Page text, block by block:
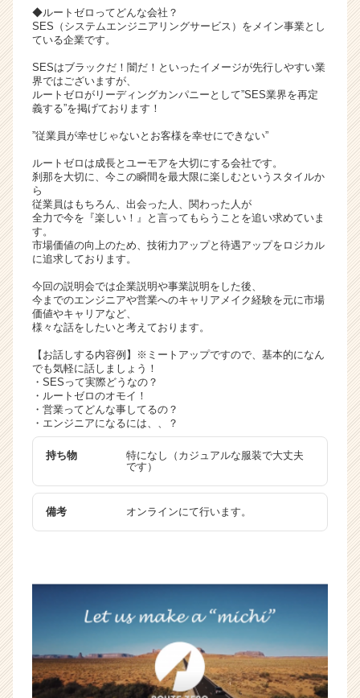
が
届
活
サ
イ
チ
ア
キ
リ
ア
（C
e
C
e
e
r）
◆ルートゼロってどんな会社？
SES（システムエンジニアリングサービス）をメイン事業とし
ている企業です。
SESはブラックだ！闇だ！といったイメージが先行しやすい業
界ではございますが、
ルートゼロがリーディングカンパニーとして”SES業界を再定
義する”を掲げております！
”従業員が幸せじゃないとお客様を幸せにできない”
ルートゼロは成長とユーモアを大切にする会社です。
刹那を大切に、今この瞬間を最大限に楽しむというスタイルか
ら
従業員はもちろん、出会った人、関わった人が
全力で今を『楽しい！』と言ってもらうことを追い求めていま
す。
市場価値の向上のため、技術力アップと待遇アップをロジカル
に追求しております。
今回の説明会では企業説明や事業説明をした後、
今までのエンジニアや営業へのキャリアメイク経験を元に市場
価値やキャリアなど、
様々な話をしたいと考えております。
【お話しする内容例】※ミートアップですので、基本的になん
でも気軽に話しましょう！
・SESって実際どうなの？
・ルートゼロのオモイ！
・営業ってどんな事してるの？
・エンジニアになるには、、？
持ち物
特になし（カジュアルな服装で大丈夫
です）
備考 オンラインにて行います。